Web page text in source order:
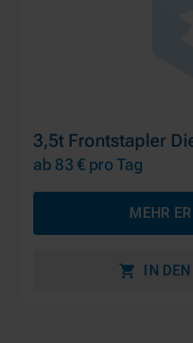
3,5t Frontstapler
ab 83 € pro Tag
MEHR
IN